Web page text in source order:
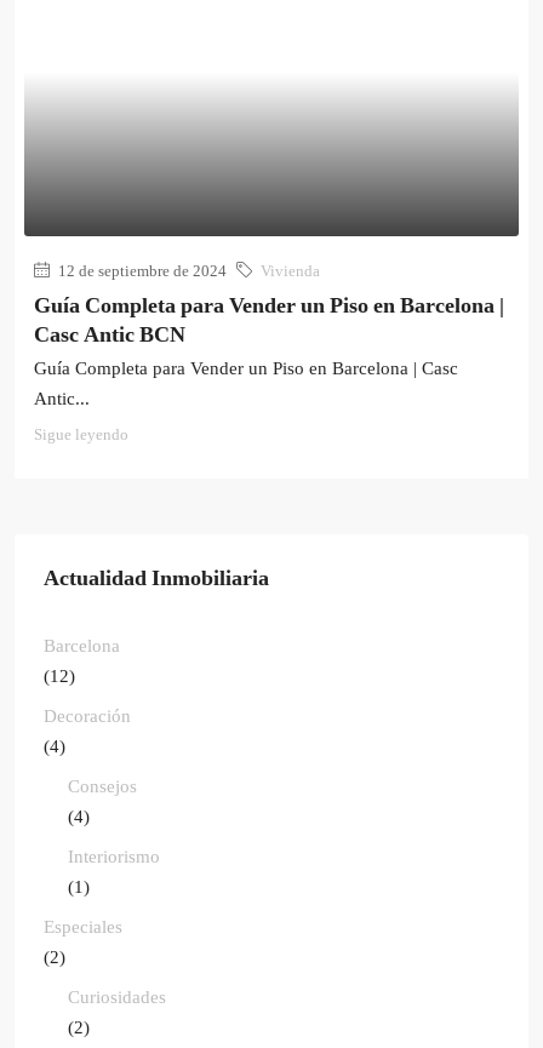
12 de septiembre de 2024 Vivienda
Guía Completa para Vender un Piso en Barcelona |
Casc Antic BCN
Guía Completa para Vender un Piso en Barcelona | Casc
Antic...
Sigue leyendo
Actualidad Inmobiliaria
Barcelona
(12)
Decoración
(4)
Consejos
(4)
Interiorismo
(1)
Especiales
(2)
Curiosidades
(2)